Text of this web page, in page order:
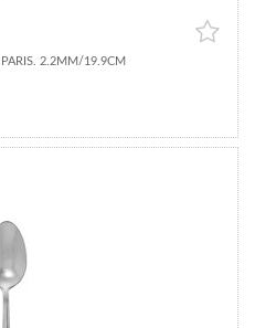
PARIS. 2.2MM/19.9CM